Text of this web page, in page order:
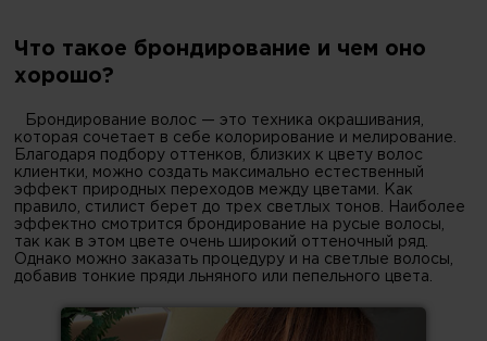
Что такое брондирование и чем оно
хорошо?
Брондирование волос — это техника окрашивания,
которая сочетает в себе колорирование и мелирование.
Благодаря подбору оттенков, близких к цвету волос
клиентки, можно создать максимально естественный
эффект природных переходов между цветами. Как
правило, стилист берет до трех светлых тонов. Наиболее
эффектно смотрится брондирование на русые волосы,
так как в этом цвете очень широкий оттеночный ряд.
Однако можно заказать процедуру и на светлые волосы,
добавив тонкие пряди льняного или пепельного цвета.